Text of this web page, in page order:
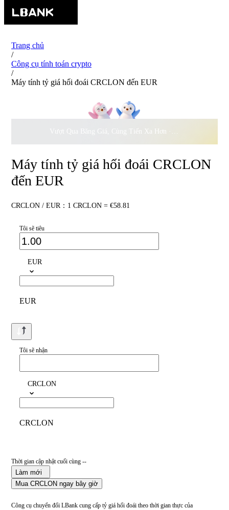
Trang chủ
/
Công cụ tính toán crypto
/
Máy tính tỷ giá hối đoái CRCLON đến EUR
Vượt Qua Băng Giá, Cùng Tiến Xa Hơn ·500.000
Máy tính tỷ giá hối đoái CRCLON
đến EUR
CRCLON / EUR：1 CRCLON = €58.81
Tôi sẽ tiêu
EUR
EUR
Tôi sẽ nhận
CRCLON
CRCLON
Thời gian cập nhật cuối cùng --
Làm mới
Mua CRCLON ngay bây giờ
Công cụ chuyển đổi LBank cung cấp tỷ giá hối đoái theo thời gian thực của